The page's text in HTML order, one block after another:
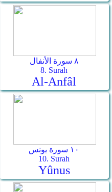
٨ سورة الأنفال
8. Surah
Al-Anfâl
١٠ سورة يونس
10. Surah
Yûnus